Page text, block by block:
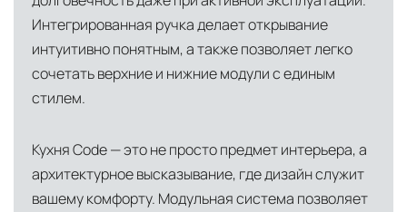
Условия доставки по Москве и Московской
области
Для клиентов Москвы и МО предусмотрены
Доставка до адреса— транспортировка
товара от нашего склада непосредственно к
Интегрированная ручка делает открывание
интуитивно понятным, а также позволяет легко
сочетать верхние и нижние модули с единым
стилем.
Кухня Code — это не просто предмет интерьера, а
архитектурное высказывание, где дизайн служит
вашему комфорту. Модульная система позволяет